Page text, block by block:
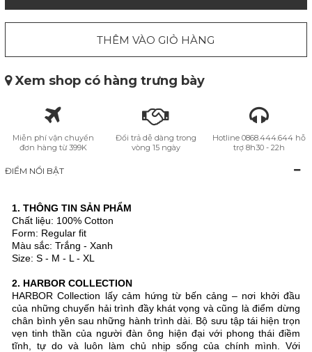
THÊM VÀO GIỎ HÀNG
Xem shop có hàng trưng bày
Miễn phí vận chuyển
đơn hàng từ 399K
Đổi trả dễ dàng trong
vòng 15 ngày
Hotline 0868.444.644 hỗ
trợ 8h30 - 22h
ĐIỂM NỔI BẬT
1. THÔNG TIN SẢN PHẨM
Chất liệu: 100% Cotton
Form: Regular fit
Màu sắc: Trắng - Xanh
Size: S - M - L - XL
2. HARBOR COLLECTION
HARBOR Collection lấy cảm hứng từ bến cảng – nơi khởi đầu
của những chuyến hải trình đầy khát vọng và cũng là điểm dừng
chân bình yên sau những hành trình dài. Bộ sưu tập tái hiện trọn
vẹn tinh thần của người đàn ông hiện đại với phong thái điềm
tĩnh, tự do và luôn làm chủ nhịp sống của chính mình. Với